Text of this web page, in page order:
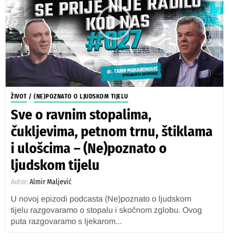
ŽIVOT / (NE)POZNATO O LJUDSKOM TIJELU
Sve o ravnim stopalima,
čukljevima, petnom trnu, štiklama
i ulošcima – (Ne)poznato o
ljudskom tijelu
Autor: Almir Maljević
U novoj epizodi podcasta (Ne)poznato o ljudskom
tijelu razgovaramo o stopalu i skočnom zglobu. Ovog
puta razgovaramo s ljekarom...